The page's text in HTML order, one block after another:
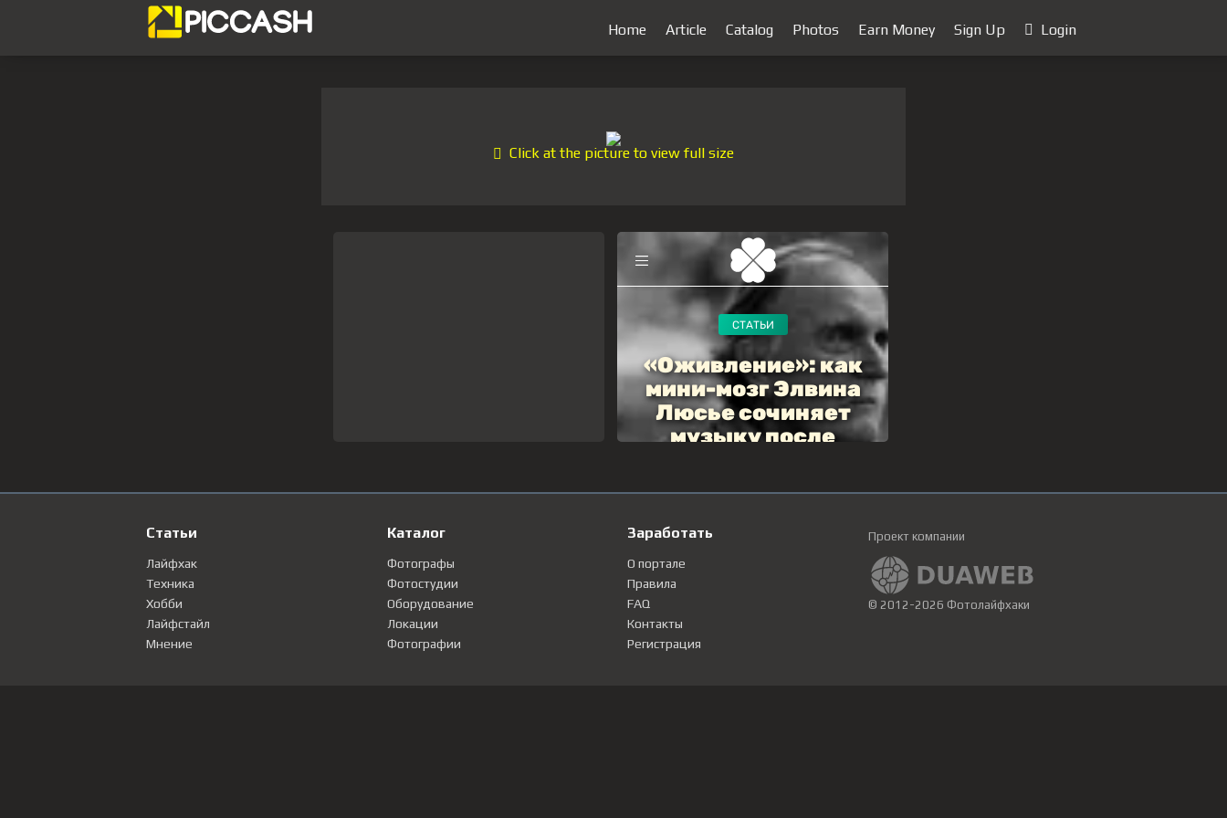
Home Article Catalog Photos Earn Money Sign Up Login
Click at the picture to view full size
Статьи
Лайфхак
Техника
Хобби
Лайфстайл
Мнение
Каталог
Фотографы
Фотостудии
Оборудование
Локации
Фотографии
Заработать
О портале
Правила
FAQ
Контакты
Регистрация
Проект компании
© 2012-2026 Фотолайфхаки